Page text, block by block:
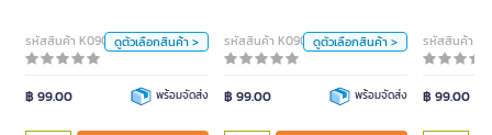
รหัสสินค้า K090400ดูตัวเลือกสินค้า >
฿ 99.00 พร้อมจัดส่ง
เขียว
ฟ้า
หน่วย
รหัสสินค้า K090401ดูตัวเลือกสินค้า >
฿ 99.00 พร้อมจัดส่ง
เขียว
ฟ้า
หน่วย
รหัสสินค้า
฿ 99.00